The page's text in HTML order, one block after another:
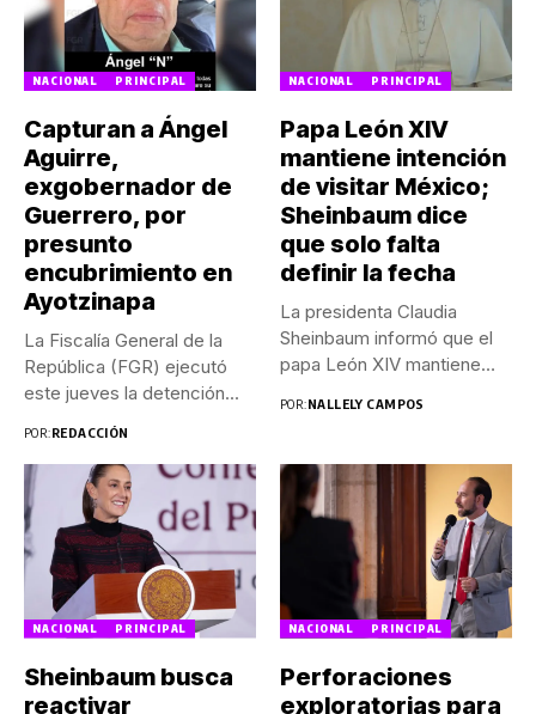
NACIONAL PRINCIPAL
Capturan a Ángel
Aguirre,
exgobernador de
Guerrero, por
presunto
encubrimiento en
Ayotzinapa
La Fiscalía General de la
República (FGR) ejecutó
este jueves la detención...
POR:REDACCIÓN
NACIONAL PRINCIPAL
Papa León XIV
mantiene intención
de visitar México;
Sheinbaum dice
que solo falta
definir la fecha
La presidenta Claudia
Sheinbaum informó que el
papa León XIV mantiene
POR:NALLELY CAMPOS
NACIONAL PRINCIPAL
Sheinbaum busca
reactivar
NACIONAL PRINCIPAL
Perforaciones
exploratorias para